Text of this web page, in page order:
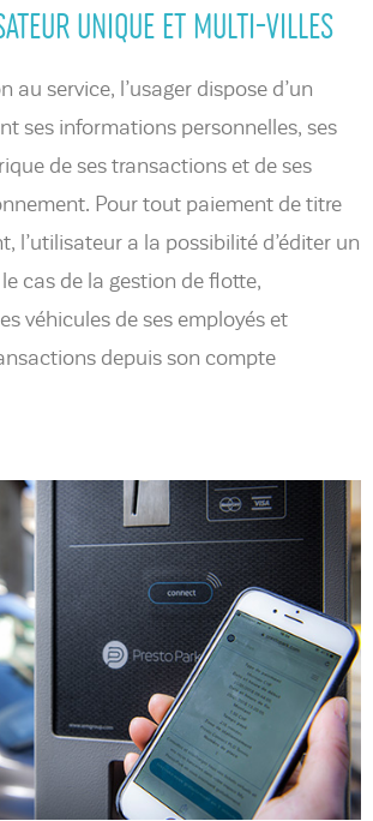
UNIQUE ET MULTI-VILLES
au service, l’usager dispose d’un
ses informations personnelles, ses
de ses transactions et de ses
Pour tout paiement de titre
l’utilisateur a la possibilité d’éditer un
cas de la gestion de flotte,
véhicules de ses employés et
depuis son compte